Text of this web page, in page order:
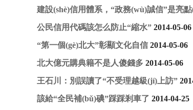
建設(shè)信用體系，“政務(wù)誠信”是亮
公民信用代碼該怎么防止“縮水” 2014-05-06
“第一個(gè)北大”彰顯文化自信 2014-05-06
北大億元購典籍不是人傻錢多 2014-05-06
王石川：別誤讀了“不受理越級(jí)上訪”
該給“全民補(bǔ)碘”踩踩剎車了 2014-04-25